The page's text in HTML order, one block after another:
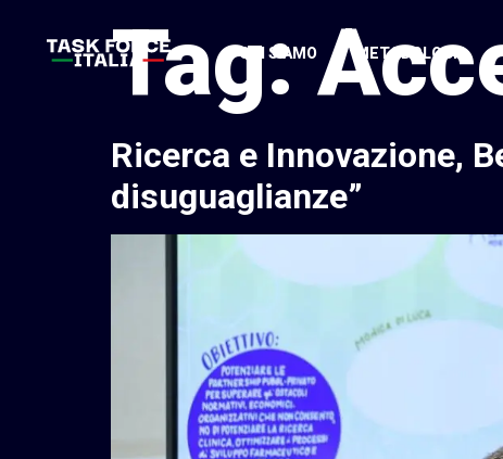
CHI SIAMO METODOLOGIA
Tag:
Ricerca e Innovazione,
disuguaglianze”